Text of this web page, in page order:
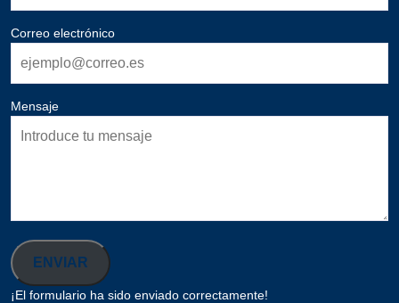
Correo electrónico
Mensaje
ENVIAR
¡El formulario ha sido enviado correctamente!